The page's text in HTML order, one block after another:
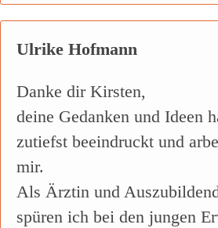
Ulrike Hofmann
Danke dir Kirsten,
deine Gedanken und Ideen
zutiefst beeindruckt und
mir.
Als Ärztin und
spüren ich bei den jungen